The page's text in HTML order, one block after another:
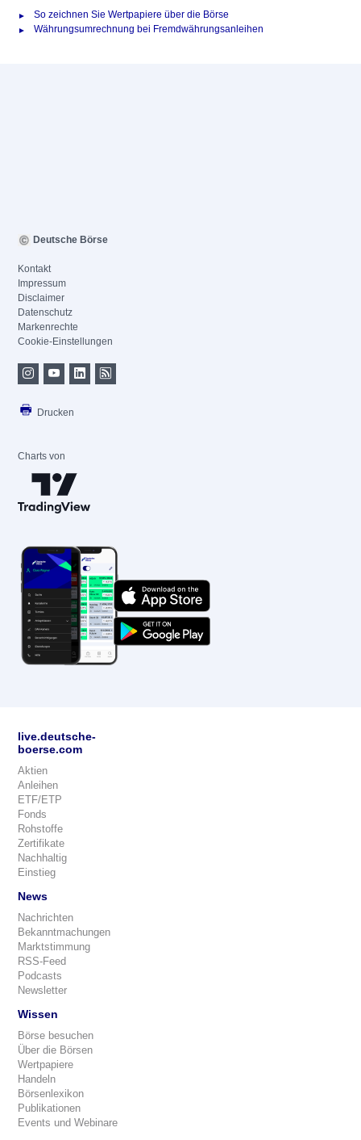
So zeichnen Sie Wertpapiere über die Börse
Währungsumrechnung bei Fremdwährungsanleihen
Deutsche Börse
Kontakt
Impressum
Disclaimer
Datenschutz
Markenrechte
Cookie-Einstellungen
Drucken
Charts von
live.deutsche-
boerse.com
Aktien
Anleihen
ETF/ETP
Fonds
Rohstoffe
Zertifikate
Nachhaltig
Einstieg
News
Nachrichten
Bekanntmachungen
Marktstimmung
RSS-Feed
Podcasts
Newsletter
Wissen
Börse besuchen
Über die Börsen
Wertpapiere
Handeln
Börsenlexikon
Publikationen
Events und Webinare